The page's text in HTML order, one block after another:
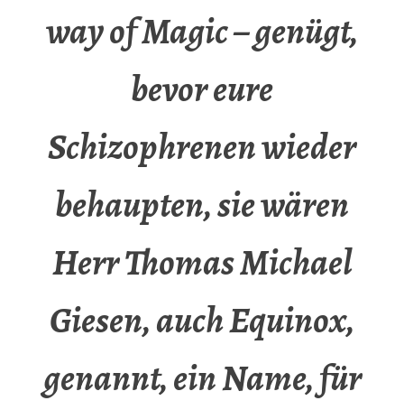
way of Magic – genügt,
bevor eure
Schizophrenen wieder
behaupten, sie wären
Herr Thomas Michael
Giesen, auch Equinox,
genannt, ein Name, für